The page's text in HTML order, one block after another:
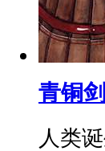
青铜
人类